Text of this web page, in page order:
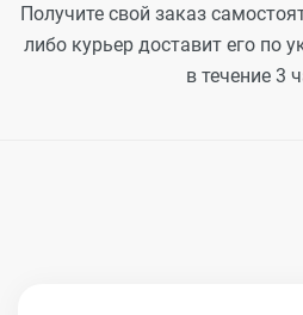
Получите свой заказ
либо курьер доставит его по
в течение 3